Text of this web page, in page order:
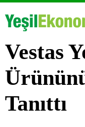
Vestas
Tanıttı